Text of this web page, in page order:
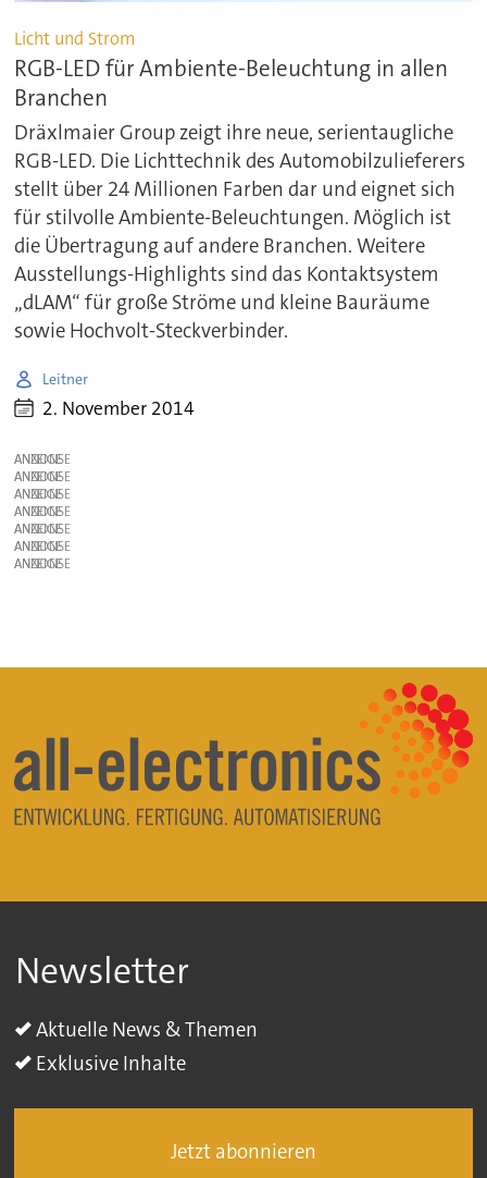
Licht und Strom
RGB-LED für Ambiente-Beleuchtung in allen
Branchen
Dräxlmaier Group zeigt ihre neue, serientaugliche
RGB-LED. Die Lichttechnik des Automobilzulieferers
stellt über 24 Millionen Farben dar und eignet sich
für stilvolle Ambiente-Beleuchtungen. Möglich ist
die Übertragung auf andere Branchen. Weitere
Ausstellungs-Highlights sind das Kontaktsystem
„dLAM“ für große Ströme und kleine Bauräume
sowie Hochvolt-Steckverbinder.
Leitner
2. November 2014
ANZEIGE
ANZEIGE
ANZEIGE
ANZEIGE
ANZEIGE
ANZEIGE
ANZEIGE
Newsletter
Aktuelle News & Themen
Exklusive Inhalte
Jetzt abonnieren